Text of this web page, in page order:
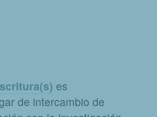
es
de intercambio de